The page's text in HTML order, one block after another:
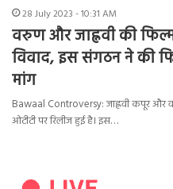
28 July 2023 - 10:31 AM
वरुण और जाह्नवी की
विवाद, इस संगठन ने की
मांग
Bawaal Controversy: जाह्नवी कपूर और
ओटीटी पर रिलीज हुई है। इस…